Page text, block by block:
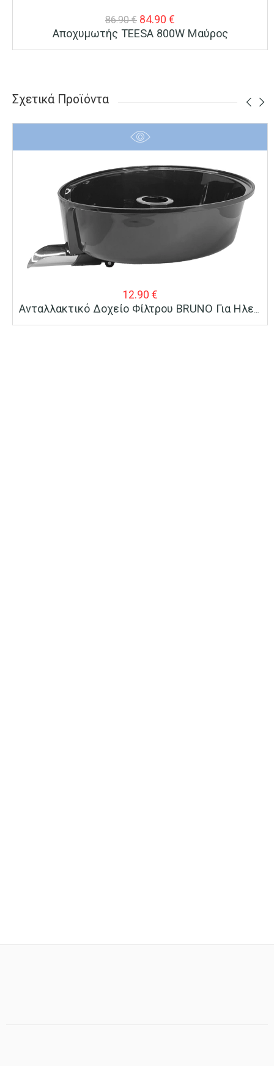
86.90€ Original
price
84.90 €
τρέχουσα
Αποχυμωτής TEESA 800W Μαύρος
Σχετικά Προϊόντα
12.90 €
Ανταλλακτικό Δοχείο Φίλτρου BRUNO Για Ηλεκτρικό Στίφτη Συνεχούς Ροής BRN-0096